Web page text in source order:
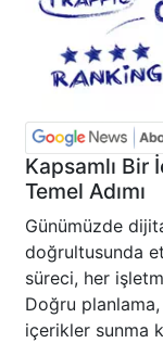
Kapsamlı Bir
Temel Adımı
Günümüzde
doğrultusunda
süreci, her
Doğru
içerikler sunma